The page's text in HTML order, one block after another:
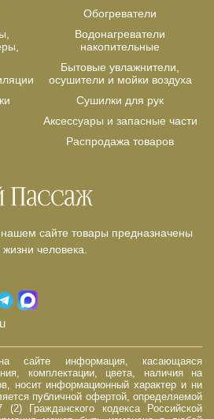
Обогреватели
Водонагреватели
накопительные
Бытовые увлажнители,
осушители и мойки воздуха
Сушилки для рук
Аксессуары и запасные части
Распродажа товаров
сайте товары предназначены
человека.
сайте информация, касающаяся
комплектации, цвета, наличия на
носит информационный характер и ни
публичной офертой, определяемой
Гражданского кодекса Российской